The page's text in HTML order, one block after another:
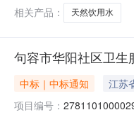
相关产品：
天然饮用水
句容市华阳社区卫
中标｜中标通知 江苏
项目编号：